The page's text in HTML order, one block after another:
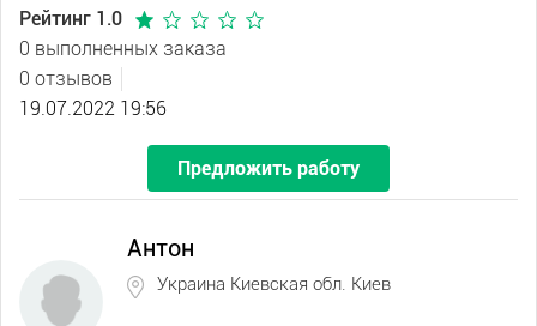
Рейтинг 1.0
0 выполненных заказа
0 отзывов
19.07.2022 19:56
Предложить работу
Антон
Украина Киевская обл. Киев